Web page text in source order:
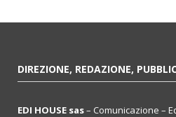
DIREZIONE, REDAZIONE,
EDI HOUSE sas– Comunicazione –